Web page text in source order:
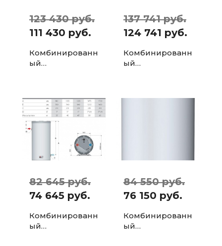
123 430 руб.
111 430 руб.
Комбинированн
ый
137 741 руб.
124 741 руб.
Комбинированн
ый
82 645 руб.
74 645 руб.
Комбинированн
ый
84 550 руб.
76 150 руб.
Комбинированн
ый